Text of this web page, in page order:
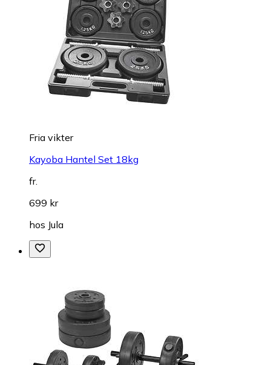
Fria vikter
Kayoba Hantel Set 18kg
fr.
699 kr
hos Jula